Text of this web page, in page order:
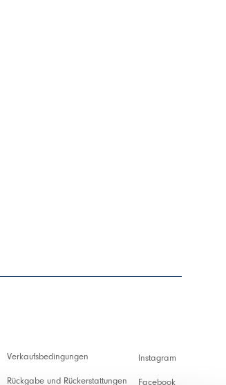
Verkaufsbedingungen
Rückgabe und Rückerstattungen
Instagram
Facebook